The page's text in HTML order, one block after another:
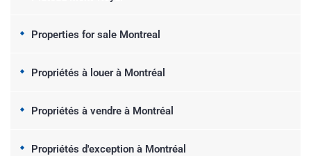
Properties for sale Montreal
Propriétés à louer à Montréal
Propriétés à vendre à Montréal
Propriétés d'exception à Montréal